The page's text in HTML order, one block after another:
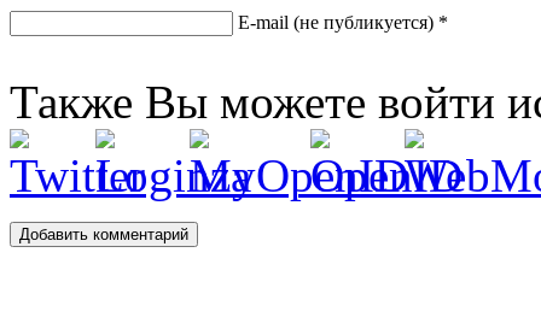
E-mail (не публикуется) *
Также Вы можете войти